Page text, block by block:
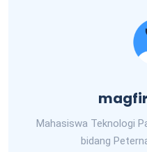
Mahasiswa Teknologi
bidang